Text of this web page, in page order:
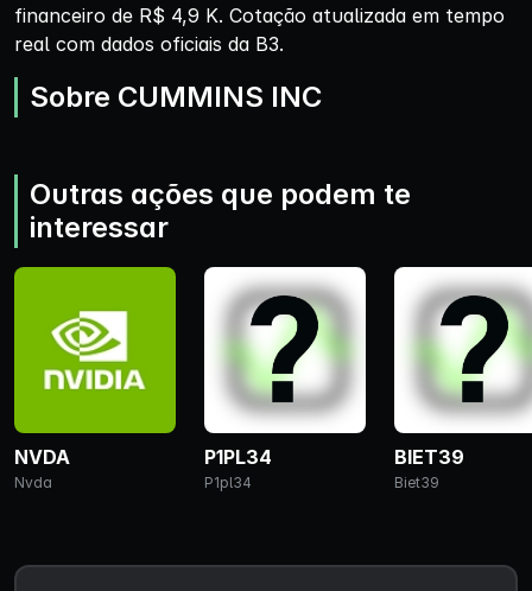
financeiro de R$ 4,9 K. Cotação atualizada em tempo
real com dados oficiais da B3.
Sobre CUMMINS INC
Outras ações que podem te
interessar
NVDA
Nvda
P1PL34
P1pl34
BIET39
Biet39